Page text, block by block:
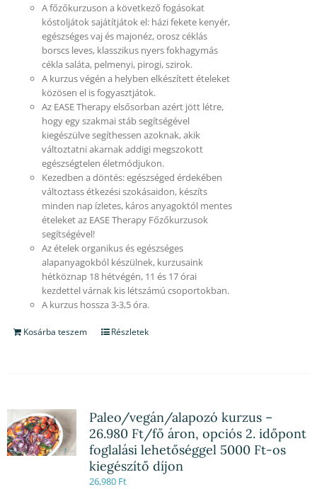
A főzőkurzuson a következő fogásokat
kóstoljátok sajátítjátok el: házi fekete kenyér,
egészséges vaj és majonéz, orosz céklás
borscs leves, klasszikus nyers fokhagymás
cékla saláta, pelmenyi, pirogi, szirok.
A kurzus végén a helyben elkészített ételeket
közösen el is fogyasztjátok.
Az EASE Therapy elsősorban azért jött létre,
hogy egy szakmai stáb segítségével
kiegészülve segíthessen azoknak, akik
változtatni akarnak addigi megszokott
egészségtelen életmódjukon.
Kezedben a döntés: egészséged érdekében
változtass étkezési szokásaidon, készíts
minden nap ízletes, káros anyagoktól mentes
ételeket az EASE Therapy Főzőkurzusok
segítségével!
Az ételek organikus és egészséges
alapanyagokból készülnek, kurzusaink
hétköznap 18 hétvégén, 11 és 17 órai
kezdettel várnak kis létszámú csoportokban.
A kurzus hossza 3-3,5 óra.
Kosárba teszem Részletek
Paleo/vegán/alapozó kurzus –
26.980 Ft/fő áron, opciós 2. időpont
foglalási lehetőséggel 5000 Ft-os
kiegészítő díjon
26,980 Ft